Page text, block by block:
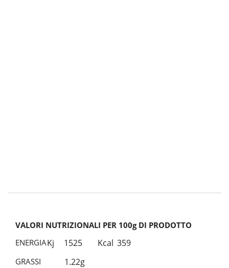
VALORI NUTRIZIONALI PER 100g DI PRODOTTO
ENERGIAKj 1525 Kcal 359
GRASSI 1.22g